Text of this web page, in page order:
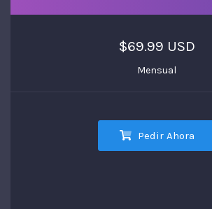
$69.99 USD
Mensual
Pedir Ahora